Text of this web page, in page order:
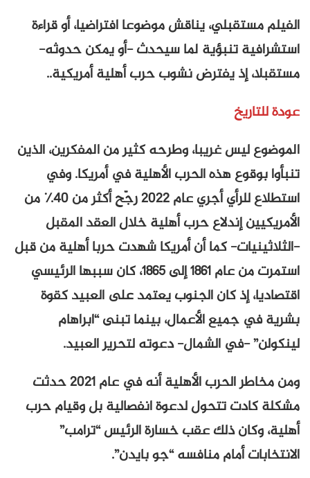
الفيلم مستقبلي، يناقش موضوعا افتراضيا، أو قراءة
استشرافية تنبؤية لما سيحدث -أو يمكن حدوثه-
مستقبلا، إذ يفترض نشوب حرب أهلية أمريكية..
عودة للتاريخ
الموضوع ليس غريبا، وطرحه كثير من المفكرين، الذين
تنبأوا بوقوع هذه الحرب الأهلية في أمريكا. وفي
استطلاع للرأي أجري عام 2022 رجّح أكثر من 40٪ من
الأمريكيين إندلاع حرب أهلية خلال العقد المقبل
-الثلاثينيات- كما أن أمريكا شهدت حربا أهلية من قبل
استمرت من عام 1861 إلى 1865، كان سببها الرئيسي
اقتصاديا، إذ كان الجنوب يعتمد على العبيد كقوة
بشرية في جميع الأعمال، بينما تبنى “ابراهام
لينكولن” -في الشمال- دعوته لتحرير العبيد.
ومن مخاطر الحرب الأهلية أنه في عام 2021 حدثت
مشكلة كادت تتحول لدعوة انفصالية بل وقيام حرب
أهلية، وكان ذلك عقب خسارة الرئيس “ترامب”
الانتخابات أمام منافسه “جو بايدن”.